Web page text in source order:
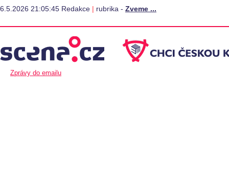
6.5.2026 21:05:45 Redakce | rubrika - Zveme ...
Zprávy do emailu